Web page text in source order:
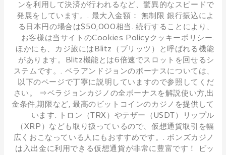
ンを利用して決済が行われるなど、驚異的なスピードで
発展をしています。. 最大入金額： 無制限 銀行振込によ
る日本円の場合は$50,000相当. 続行することにより、
お客様は当サイトのCookies Policyクッキーポリシー.
ほかにも、カジ旅にはBlitz（ブリッツ）と呼ばれる機能
があります。Blitz機能とは6倍速でスロットを回せるシ
ステムです。. ベラアンドジョンのボーナスについては、
以下のページで丁寧に説明していますので参照してくだ
さい。 ⇒ベラジョンカジノの全ボーナスを解説使い方,出
金条件,期限など, 最高のビットコインのカジノを提供して
います. トロン（TRX）やテザー（USDT）リップル
（XRP）なども取り扱っているので、仮想通貨取引を幅
広くおこなっている人にもおすすめです。. ボンズカジノ
は入出金に利用できる仮想通貨が非常に豊富です！ ビッ